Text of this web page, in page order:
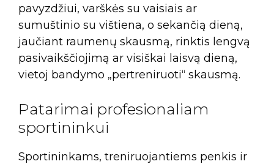
pavyzdžiui, varškės su vaisiais ar
sumuštinio su vištiena, o sekančią dieną,
jaučiant raumenų skausmą, rinktis lengvą
pasivaikščiojimą ar visiškai laisvą dieną,
vietoj bandymo „pertreniruoti“ skausmą.
Patarimai profesionaliam
sportininkui
Sportininkams, treniruojantiems penkis ir